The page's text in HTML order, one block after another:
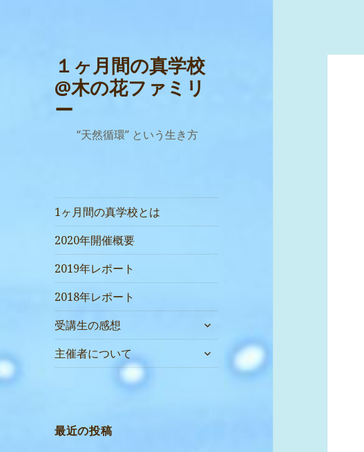
１ヶ月間の真学校
@木の花ファミリ
ー
“天然循環” という生き方
1ヶ月間の真学校とは
2020年開催概要
2019年レポート
2018年レポート
受講生の感想
サ
ブ
メ
ニ
主催者について
サ
ブ
最近の投稿